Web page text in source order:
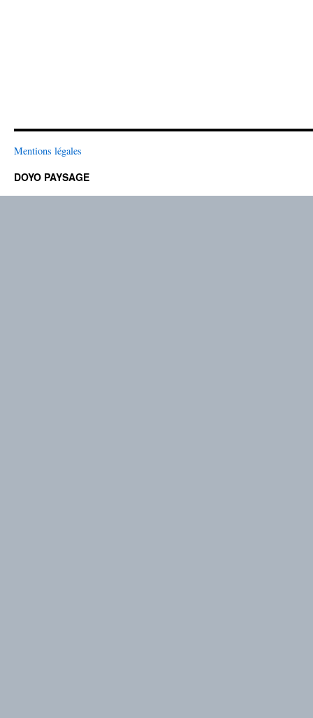
Mentions légales
DOYO PAYSAGE